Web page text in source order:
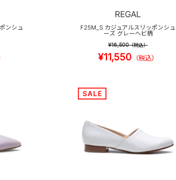
ンシュ
REGAL
F25M_S カジュアルスリッポンシュ
ーズ グレーヘビ柄
¥16,500（税込）
¥11,550 （税込）